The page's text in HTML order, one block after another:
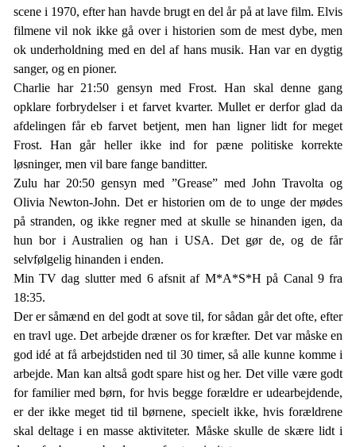
scene i 1970, efter han havde brugt en del år på at lave film. Elvis
filmene vil nok ikke gå over i historien som de mest dybe, men
ok underholdning med en del af hans musik. Han var en dygtig
sanger, og en pioner.
Charlie har 21:50 gensyn med Frost. Han skal denne gang
opklare forbrydelser i et farvet kvarter. Mullet er derfor glad da
afdelingen får eb farvet betjent, men han ligner lidt for meget
Frost. Han går heller ikke ind for pæne politiske korrekte
løsninger, men vil bare fange banditter.
Zulu har 20:50 gensyn med ”Grease” med John Travolta og
Olivia Newton-John. Det er historien om de to unge der mødes
på stranden, og ikke regner med at skulle se hinanden igen, da
hun bor i Australien og han i USA. Det gør de, og de får
selvfølgelig hinanden i enden.
Min TV dag slutter med 6 afsnit af M*A*S*H på Canal 9 fra
18:35.
Der er såmænd en del godt at sove til, for sådan går det ofte, efter
en travl uge. Det arbejde dræner os for kræfter. Det var måske en
god idé at få arbejdstiden ned til 30 timer, så alle kunne komme i
arbejde. Man kan altså godt spare hist og her. Det ville være godt
for familier med børn, for hvis begge forældre er udearbejdende,
er der ikke meget tid til børnene, specielt ikke, hvis forældrene
skal deltage i en masse aktiviteter. Måske skulle de skære lidt i